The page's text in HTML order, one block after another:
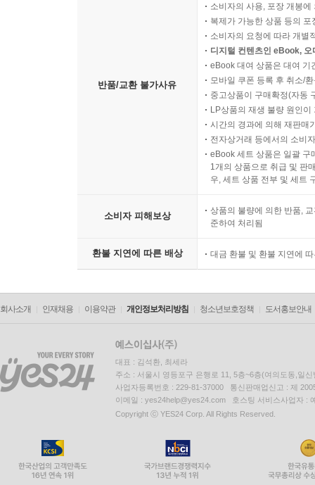
반품/교환 불가사유
소비자의 사용, 포장 개봉
복제가 가능한 상품 등의
소비자의 요청에 따라 개별
디지털 컨텐츠인 eBook,
eBook 대여 상품은 대여 기
모바일 쿠폰 등록 후 취소/
중고상품이 구매확정(자동
LP상품의 재생 불량 원인
시간의 경과에 의해 재판매
전자상거래 등에서의 소비
eBook 세트 상품은 일괄 구
1개의 상품으로 취급 및 판
우, 세트 상품 전부 및 세트
소비자 피해보상
상품의 불량에 의한 반품,
준하여 처리됨
환불 지연에 따른 배상 대금 환불 및 환불 지연에
회사소개 인재채용 이용약관 개인정보처리방침 청소년보호정책 도서홍보안내
대표 : 김석환, 최세라
주소 : 서울시 영등포구 은행로 11, 5층~6층(여의도동,일신
사업자등록번호 : 229-81-37000 통신판매업신고 : 제
이메일 : yes24help@yes24.com 호스팅 서비스사업자 :
Copyright ⓒ YES24 Corp. All Rights Reserved.